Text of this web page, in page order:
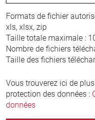
Formats de fichier
xls, xlsx, zip
Taille totale maximale :
Nombre de fichiers
Taille des fichiers
Vous trouverez ici de
protection des données :
données